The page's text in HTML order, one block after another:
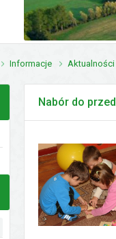
Informacje Aktualności
Nabór do